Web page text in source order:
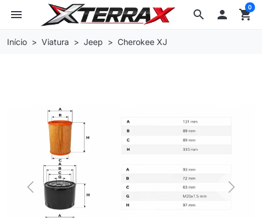
search
menu  shopping_cart
0
Início Viatura Jeep Cherokee XJ
Previous Next